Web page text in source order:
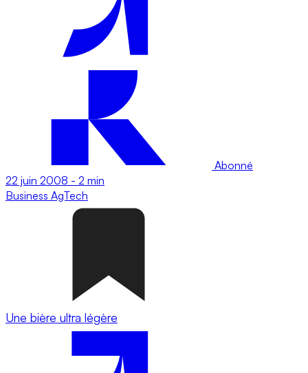
Abonné
22 juin 2008 - 2 min
Business AgTech
Une bière ultra légère